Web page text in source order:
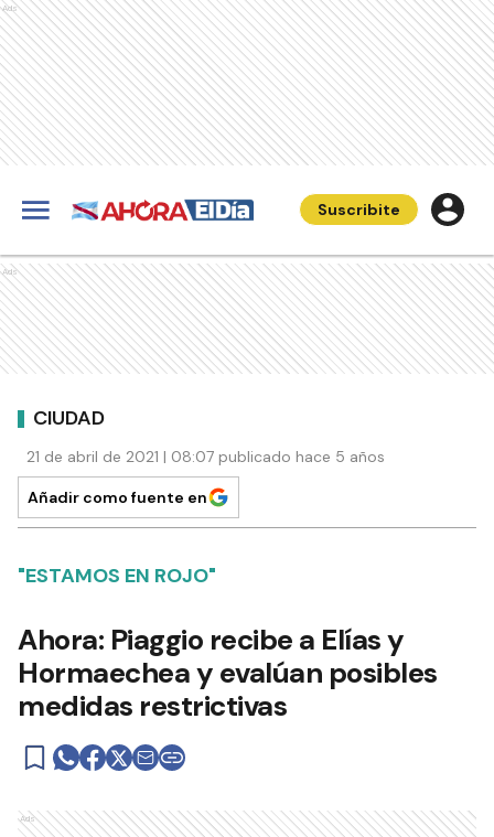
Ads
Suscribite
Ads
CIUDAD
21 de abril de 2021 | 08:07 publicado hace 5 años
Añadir como fuente en
"ESTAMOS EN ROJO"
Ahora: Piaggio recibe a Elías y
Hormaechea y evalúan posibles
medidas restrictivas
Ads